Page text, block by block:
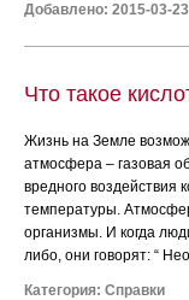
Добавлено: 2015-03-23
Что такое
Жизнь на Земле
атмосфера – газовая
вредного воздействия
температуры.
организмы. И когда
либо, они говорят: “
Категория: Справки